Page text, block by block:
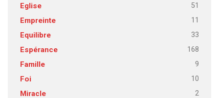
Eglise 51
Empreinte 11
Equilibre 33
Espérance 168
Famille 9
Foi 10
Miracle 2